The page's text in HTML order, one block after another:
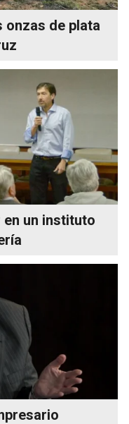
onzas de plata
un instituto